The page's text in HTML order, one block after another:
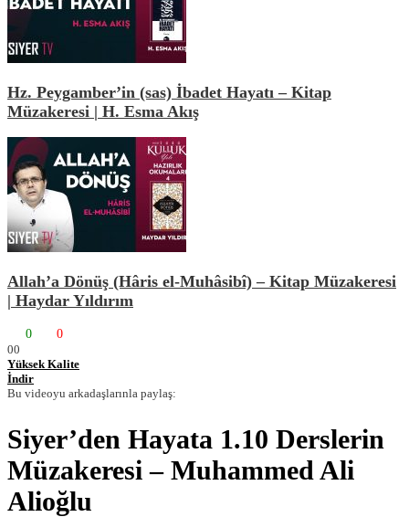
Hz. Peygamber’in (sas) İbadet Hayatı – Kitap
Müzakeresi | H. Esma Akış
Allah’a Dönüş (Hâris el-Muhâsibî) – Kitap Müzakeresi
| Haydar Yıldırım
0
0
00
Yüksek Kalite
İndir
Bu videoyu arkadaşlarınla paylaş:
Siyer’den Hayata 1.10 Derslerin
Müzakeresi – Muhammed Ali
Alioğlu